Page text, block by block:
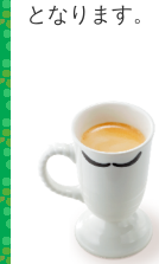
となります。